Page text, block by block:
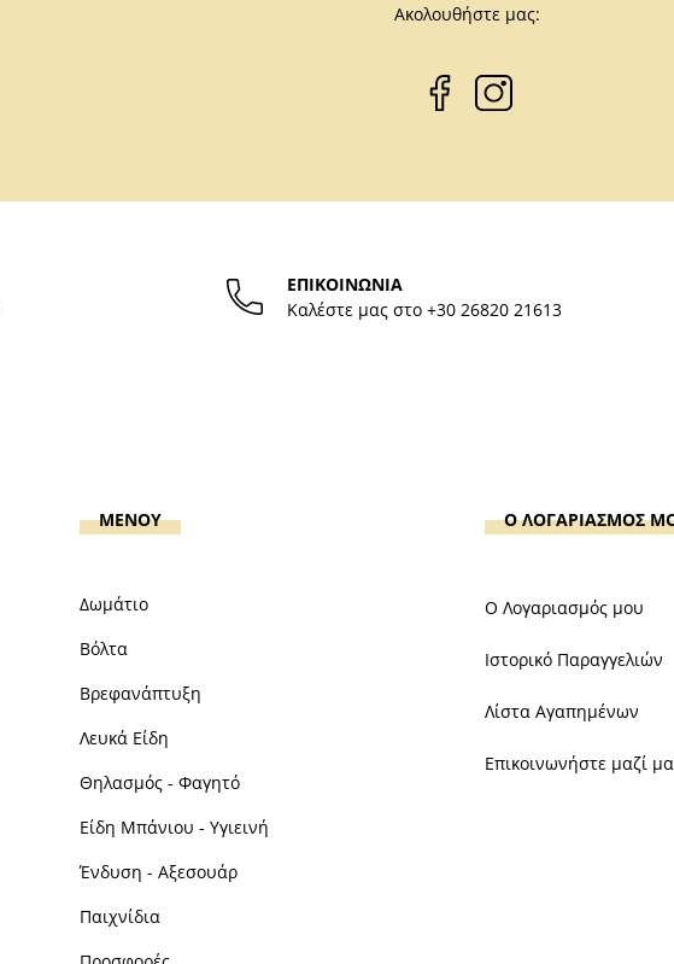
Ακολουθήστε μας:
ΕΠΙΚΟΙΝΩΝΙΑ
Καλέστε μας στο +30 26820 21613
MENOY
Δωμάτιο
Βόλτα
Βρεφανάπτυξη
Λευκά Είδη
Θηλασμός - Φαγητό
Είδη Μπάνιου - Υγιεινή
Ένδυση - Αξεσουάρ
Παιχνίδια
Ο ΛΟΓΑΡΙΑΣΜΟΣ
Ο Λογαριασμός μου
Ιστορικό Παραγγελιών
Λίστα Αγαπημένων
Επικοινωνήστε μαζί